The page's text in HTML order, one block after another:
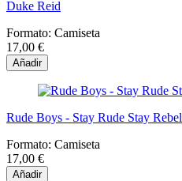
Duke Reid
Formato: Camiseta
17,00 €
Añadir
Rude Boys - Stay Rude Stay Rebel
Formato: Camiseta
17,00 €
Añadir